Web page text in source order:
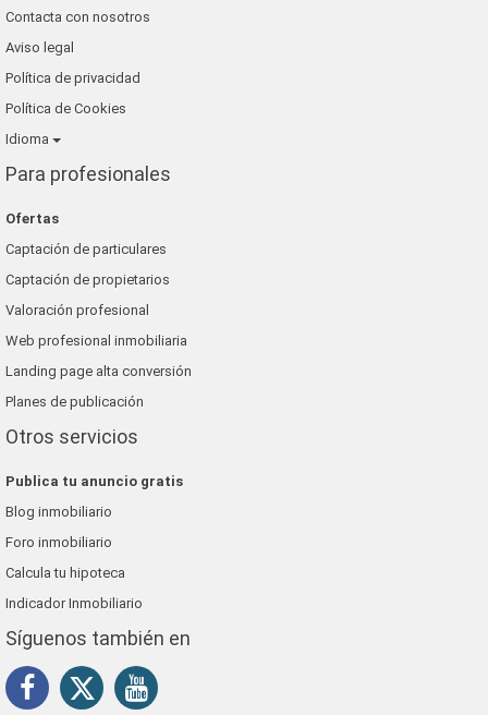
Contacta con nosotros
Aviso legal
Política de privacidad
Política de Cookies
Idioma
Para profesionales
Ofertas
Captación de particulares
Captación de propietarios
Valoración profesional
Web profesional inmobiliaria
Landing page alta conversión
Planes de publicación
Otros servicios
Publica tu anuncio gratis
Blog inmobiliario
Foro inmobiliario
Calcula tu hipoteca
Indicador Inmobiliario
Síguenos también en